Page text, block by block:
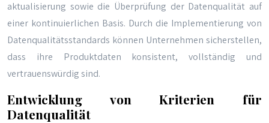
aktualisierung sowie die Überprüfung der Datenqualität auf
einer kontinuierlichen Basis. Durch die Implementierung von
Datenqualitätsstandards können Unternehmen sicherstellen,
dass ihre Produktdaten konsistent, vollständig und
vertrauenswürdig sind.
Entwicklung von Kriterien für
Datenqualität